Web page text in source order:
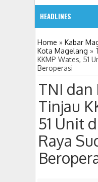
HEADLINES
Home » Kabar
Kota Magelang »
KKMP Wates, 51
Beroperasi
TNI dan
Tinjau
51 Unit
Raya